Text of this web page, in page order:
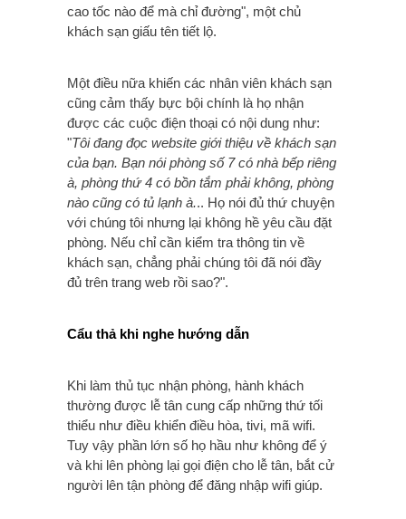
cao tốc nào để mà chỉ đường", một chủ
khách sạn giấu tên tiết lộ.
Một điều nữa khiến các nhân viên khách sạn
cũng cảm thấy bực bội chính là họ nhận
được các cuộc điện thoại có nội dung như:
"Tôi đang đọc website giới thiệu về khách sạn
của bạn. Bạn nói phòng số 7 có nhà bếp riêng
à, phòng thứ 4 có bồn tắm phải không, phòng
nào cũng có tủ lạnh à... Họ nói đủ thứ chuyện
với chúng tôi nhưng lại không hề yêu cầu đặt
phòng. Nếu chỉ cần kiểm tra thông tin về
khách sạn, chẳng phải chúng tôi đã nói đầy
đủ trên trang web rồi sao?".
Cẩu thả khi nghe hướng dẫn
Khi làm thủ tục nhận phòng, hành khách
thường được lễ tân cung cấp những thứ tối
thiểu như điều khiển điều hòa, tivi, mã wifi.
Tuy vậy phần lớn số họ hầu như không để ý
và khi lên phòng lại gọi điện cho lễ tân, bắt cử
người lên tận phòng để đăng nhập wifi giúp.